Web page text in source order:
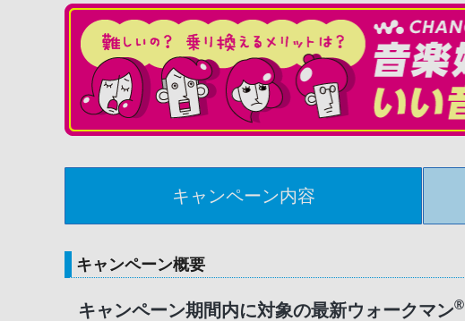
キャンペーン内容
キャンペーン概要
キャンペーン期間内に対象の最新ウォークマン®